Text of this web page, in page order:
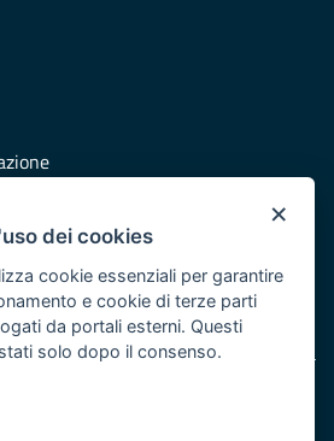
Civile Puglia
risorse del POR Puglia 2014/2020 -
×
dei cookies
cookie essenziali per garantire
e cookie di terze parti
da portali esterni. Questi
solo dopo il consenso.